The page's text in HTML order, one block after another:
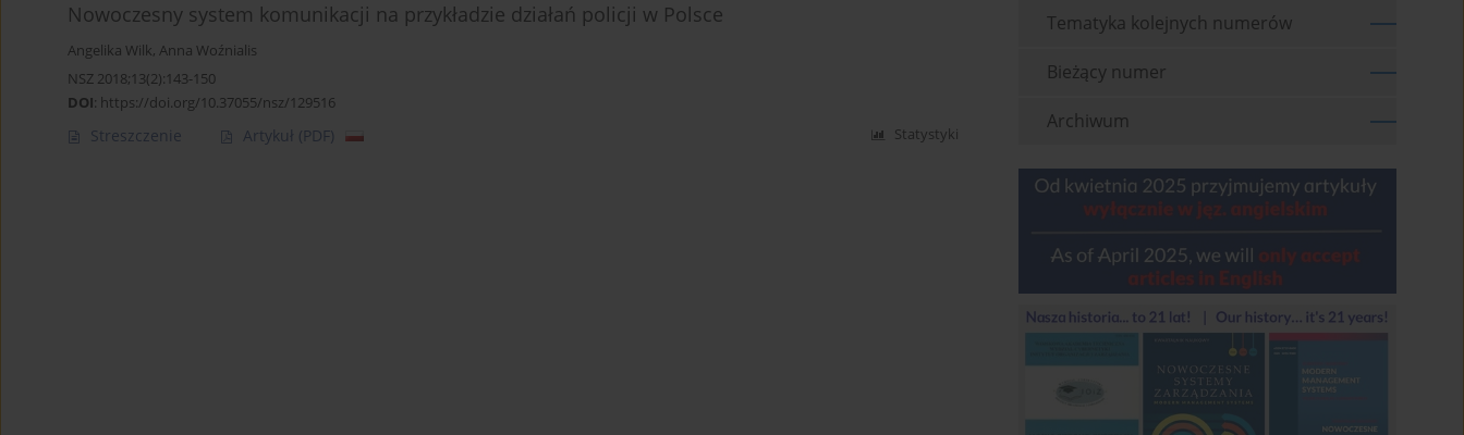
Nowoczesny system komunikacji na przykładzie działań policji w Polsce
Angelika Wilk, Anna Woźnialis
NSZ 2018;13(2):143-150
DOI: https://doi.org/10.37055/nsz/129516
Streszczenie Artykuł (PDF) Statystyki
Tematyka kolejnych numerów
Bieżący numer
Archiwum